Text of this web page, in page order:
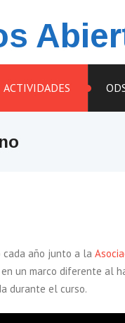
ACTIVIDADES
cada año junto a la
un marco diferente al
durante el curso.